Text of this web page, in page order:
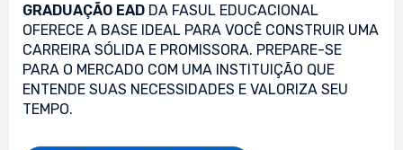
GRADUAÇÃO EAD DA FASUL EDUCACIONAL
OFERECE A BASE IDEAL PARA VOCÊ CONSTRUIR UMA
CARREIRA SÓLIDA E PROMISSORA. PREPARE-SE
PARA O MERCADO COM UMA INSTITUIÇÃO QUE
ENTENDE SUAS NECESSIDADES E VALORIZA SEU
TEMPO.